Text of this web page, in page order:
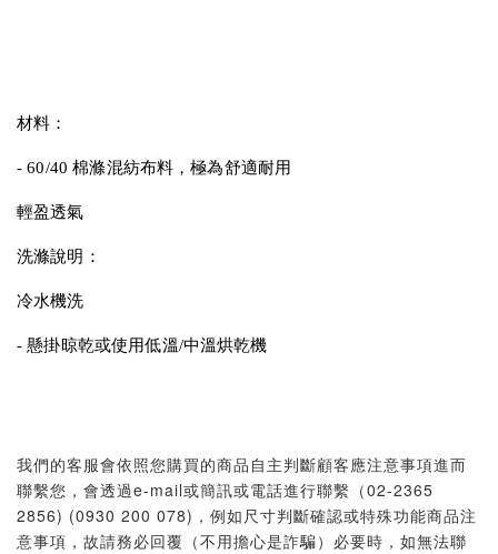
材料：
- 60/40 棉滌混紡布料，極為舒適耐用
輕盈透氣
洗滌說明：
冷水機洗
- 懸掛晾乾或使用低溫/中溫烘乾機
我們的客服會依照您購買的商品自主判斷顧客應注意事項進而
聯繫您，會透過e-mail或簡訊或電話進行聯繫（02-2365
2856) (0930 200 078)，例如尺寸判斷確認或特殊功能商品注
意事項，故請務必回覆（不用擔心是詐騙）必要時，如無法聯